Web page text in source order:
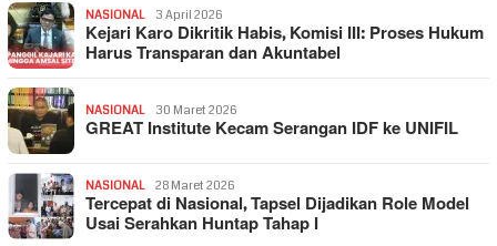
NASIONAL 3 April 2026
Kejari Karo Dikritik Habis, Komisi III: Proses Hukum
Harus Transparan dan Akuntabel
NASIONAL 30 Maret 2026
GREAT Institute Kecam Serangan IDF ke UNIFIL
NASIONAL 28 Maret 2026
Tercepat di Nasional, Tapsel Dijadikan Role Model
Usai Serahkan Huntap Tahap I